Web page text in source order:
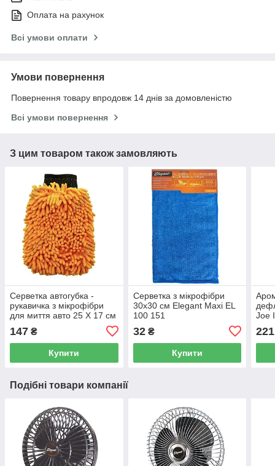
Оплата на рахунок
Всі умови оплати
Умови повернення
Повернення товару впродовж 14 днів за домовленістю
Всі умови повернення
З цим товаром також замовляють
Серветка автогубка -
рукавичка з мікрофібри
для миття авто 25 Х 17 см
Elegant Maxi EL 100 153
147 ₴
Купити
Серветка з мікрофібри
30x30 см Elegant Maxi EL
100 151
32₴
Купити
Joe
221
Подібні товари компанії